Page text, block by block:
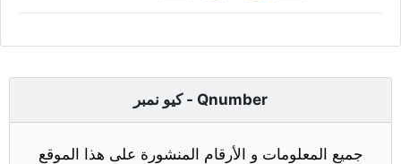
كيو نمبر - Qnumber
جميع المعلومات و الأرقام المنشورة على هذا الموقع